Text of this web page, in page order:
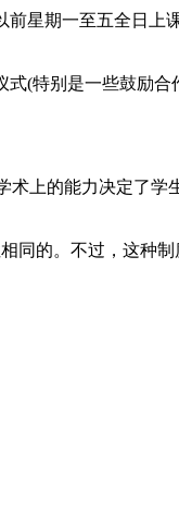
星期一至五全日上
(特别是一些鼓励
上的能力决定了学
同的。不过，这种